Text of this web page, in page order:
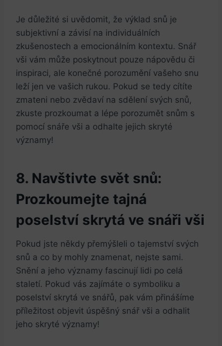
Je důležité⁢ si uvědomit, ⁤že výklad​ snů je
subjektivní a závisí⁢ na⁢ individuálních
zkušenostech a ‍emocionálním kontextu. Snář⁢
vši vám může poskytnout pouze nápovědu či
inspiraci, ‍ale konečné ​porozumění vašeho snu
leží jen ve‌ vašich rukou. Pokud se tedy ⁤cítíte
zmateni nebo zvědaví na‌ sdělení svých snů,
zkuste ‍prozkoumat a lépe porozumět ‍snům s
pomocí snáře vši ​a⁢ odhalte jejich skryté
významy!
8. Navštivte svět snů:
Prozkoumejte tajná
poselství skrytá ve snáři vši
Pokud jste⁣ někdy přemýšleli o tajemství svých
snů ⁣a co by mohly znamenat, nejste sami.
Snění a jeho významy fascinují lidi po celá
staletí. Pokud⁣ vás zajímáte o ⁤symboliku a
poselství skrytá⁣ ve snářů, pak vám přinášíme
příležitost objevit úspěšný snář vši a ⁤odhalit
jeho skryté významy!